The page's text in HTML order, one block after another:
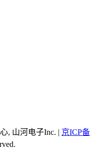
, 山河电子Inc. | 京ICP备